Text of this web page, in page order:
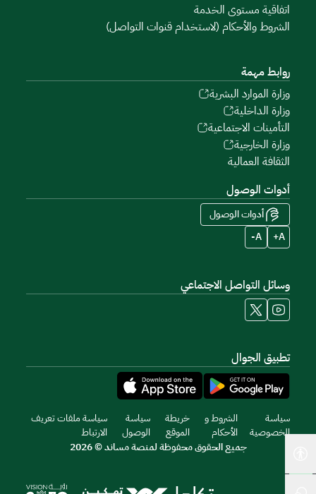
اتفاقية مستوى الخدمة
الشروط والأحكام (لاستخدام قنوات التواصل)
روابط مهمة
وزارة الموارد البشرية
وزارة الداخلية
التأمينات الاجتماعية
وزارة الخارجية
الثقافة العمالية
أدوات الوصول
أدوات الوصول
A+
A-
وسائل التواصل الاجتماعي
تطبيق الجوال
سياسة
الخصوصية
الشروط و
الأحكام
خريطة
الموقع
سياسة
الوصول
سياسة ملفات تعريف
الارتباط
جميع الحقوق محفوظة لمنصة مساند © 2026